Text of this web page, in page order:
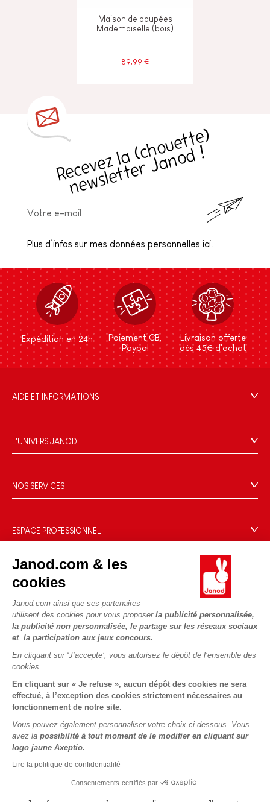
Janod.com & les
cookies
Janod.com ainsi que ses partenaires
utilisent des cookies pour vous proposer la publicité personnalisée,
la publicité non personnalisée, le partage sur les réseaux sociaux
et la participation aux jeux concours.
En cliquant sur ‘J’accepte’, vous autorisez le dépôt de l’ensemble des
cookies.
En cliquant sur « Je refuse », aucun dépôt des cookies ne sera
effectué, à l’exception des cookies strictement nécessaires au
fonctionnement de notre site.
Vous pouvez également personnaliser votre choix ci-dessous. Vous
avez la possibilité à tout moment de le modifier en cliquant sur
logo jaune Axeptio.
Lire la politique de confidentialité
Consentements certifiés par
Maison de poupées
Mademoiselle (bois)
89,99 €
R
e
c
e
v
e
z
l
a
(
c
h
o
u
e
t
t
e
)
n
e
w
sl
e
t
t
e
r
J
a
n
o
d
!
Plus d’infos sur mes données personnelles ici.
Expédition en 24h
Paiement CB,
Paypal
Livraison offerte
dès 45€ d'achat
AIDE ET INFORMATIONS
FAQ
Contact
Rappel Produits
Données personnelles
Gestion des cookies
Conditions du #YesJanod
L'UNIVERS JANOD
Le design
Blog Conseils d'Experts
Le FSC®, c'est quoi ?
Sélection de jouets par âge
Fiche environnementale
NOS SERVICES
Paiement
Livraison
Règles du jeu & notices
Nos guides d'achat
ESPACE PROFESSIONNEL
Espace recrutement
NOUS SUIVRE
Copyright © 2026 Janod - Tous droits réservés -